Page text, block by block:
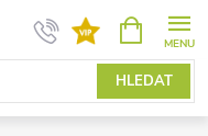
HLEDAT
NÁKUPNÍ
KOŠÍK